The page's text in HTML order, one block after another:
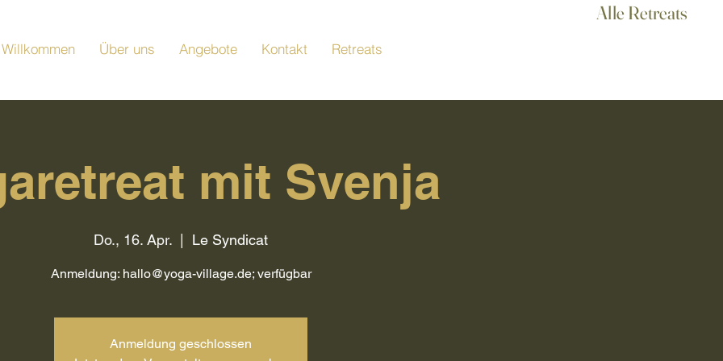
Alle Retreats
Willkommen Über uns Angebote Kontakt Retreats
mit Svenja
Do., 16. Apr. Le Syndicat
Anmeldung: hallo@yoga-village.de; verfügbar
Anmeldung geschlossen